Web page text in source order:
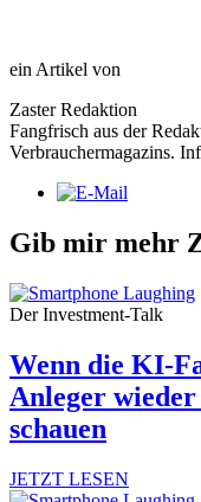
ein Artikel von
Zaster Redaktion
Fangfrisch aus der
Verbrauchermagazins.
Gib mir mehr
Der Investment-Talk
Wenn die KI-
Anleger
schauen
JETZT LESEN